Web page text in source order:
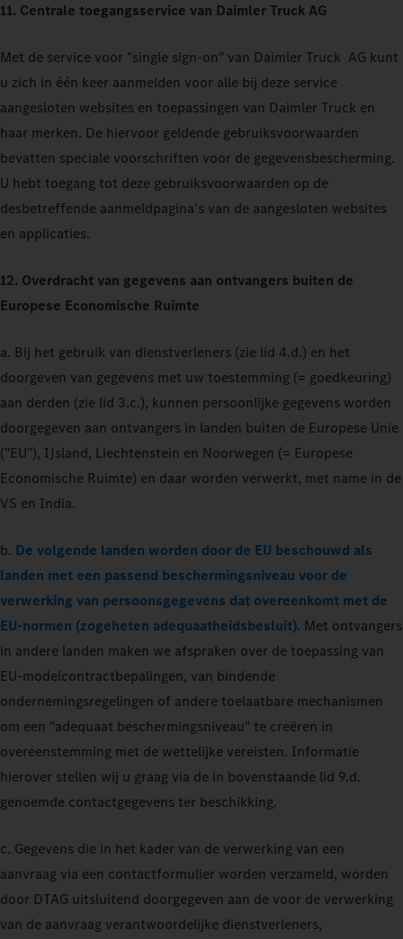
11. Centrale toegangsservice van Daimler Truck AG
Met de service voor "single sign-on" van Daimler Truck AG kunt
u zich in één keer aanmelden voor alle bij deze service
aangesloten websites en toepassingen van Daimler Truck en
haar merken. De hiervoor geldende gebruiksvoorwaarden
bevatten speciale voorschriften voor de gegevensbescherming.
U hebt toegang tot deze gebruiksvoorwaarden op de
desbetreffende aanmeldpagina's van de aangesloten websites
en applicaties.
12. Overdracht van gegevens aan ontvangers buiten de
Europese Economische Ruimte
a. Bij het gebruik van dienstverleners (zie lid 4.d.) en het
doorgeven van gegevens met uw toestemming (= goedkeuring)
aan derden (zie lid 3.c.), kunnen persoonlijke gegevens worden
doorgegeven aan ontvangers in landen buiten de Europese Unie
("EU"), IJsland, Liechtenstein en Noorwegen (= Europese
Economische Ruimte) en daar worden verwerkt, met name in de
VS en India.
b. De volgende landen worden door de EU beschouwd als
landen met een passend beschermingsniveau voor de
verwerking van persoonsgegevens dat overeenkomt met de
EU-normen (zogeheten adequaatheidsbesluit). Met ontvangers
in andere landen maken we afspraken over de toepassing van
EU-modelcontractbepalingen, van bindende
ondernemingsregelingen of andere toelaatbare mechanismen
om een "adequaat beschermingsniveau" te creëren in
overeenstemming met de wettelijke vereisten. Informatie
hierover stellen wij u graag via de in bovenstaande lid 9.d.
genoemde contactgegevens ter beschikking.
c. Gegevens die in het kader van de verwerking van een
aanvraag via een contactformulier worden verzameld, worden
door DTAG uitsluitend doorgegeven aan de voor de verwerking
van de aanvraag verantwoordelijke dienstverleners,